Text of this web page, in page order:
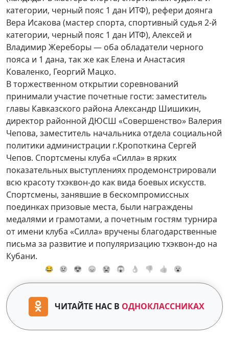
категории, черный пояс 1 дан ИТФ), рефери доянга
Вера Исакова (мастер спорта, спортивный судья 2-й
категории, черный пояс 1 дан ИТФ), Алексей и
Владимир Жереборы — оба обладатели черного
пояса и 1 дана, так же как Елена и Анастасия
Коваленко, Георгий Мацко.
В торжественном открытии соревнований
принимали участие почетные гости: заместитель
главы Кавказского района Александр Шишикин,
директор районной ДЮСШ «Совершенство» Валерия
Чепова, заместитель начальника отдела социальной
политики админист­рации г.Кропоткина Сергей
Чепов. Спортсмены клуба «Силла» в ярких
показательных выступлениях продемонстрировали
всю красоту тхэквон-до как вида боевых искусств.
Спортсмены, занявшие в бескомпромиссных
поединках призовые места, были награждены
медалями и грамотами, а почетным гостям турнира
от имени клуба «Силла» вручены благодарственные
письма за развитие и популяризацию тхэквон-до на
Кубани.
😂 😢 😍 😞 😭 😱 👌 👎 👍 😮
ЧИТАЙТЕ НАС В ОДНОКЛАССНИКАХ